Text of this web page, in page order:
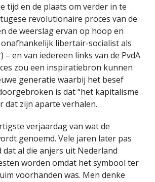
tijd en de plaats om verder in te
revolutionaire proces van de
de weerslag ervan op hoop en
libertair-socialist als
– en van iedereen links van de PvdA
zou een inspiratiebron kunnen
generatie waarbij het besef
is dat “het kapitalisme
dat zijn aparte verhalen.
verjaardag van wat de
genoemd. Vele jaren later pas
al die anjers uit Nederland
worden omdat het symbool ter
voorhanden was. Men denke